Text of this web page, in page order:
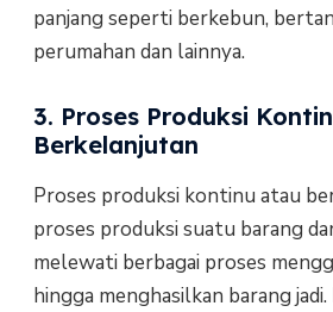
panjang seperti berkebun,
perumahan dan lainnya.
3. Proses Produksi
Berkelanjutan
Proses produksi kontinu atau
proses produksi suatu barang
melewati berbagai proses
hingga menghasilkan barang